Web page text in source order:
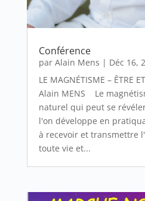
Conférence
par Alain Mens | Déc 16,
LE MAGNÉTISME – ÊTRE
Alain MENS Le
naturel qui peut se
l'on développe en
à recevoir et transmettre
toute vie et...